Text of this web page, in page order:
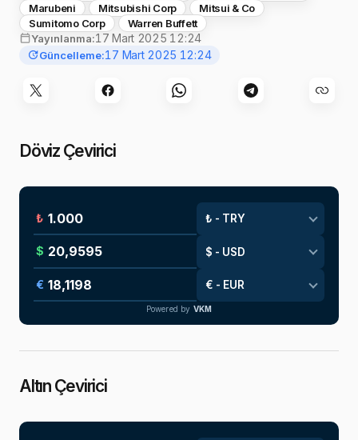
Marubeni
Mitsubishi Corp
Mitsui & Co
Sumitomo Corp
Warren Buffett
Yayınlanma:17 Mart 2025 12:24
Güncelleme:17 Mart 2025 12:24
Döviz Çevirici
₺
$
€
Powered by VKM
Altın Çevirici